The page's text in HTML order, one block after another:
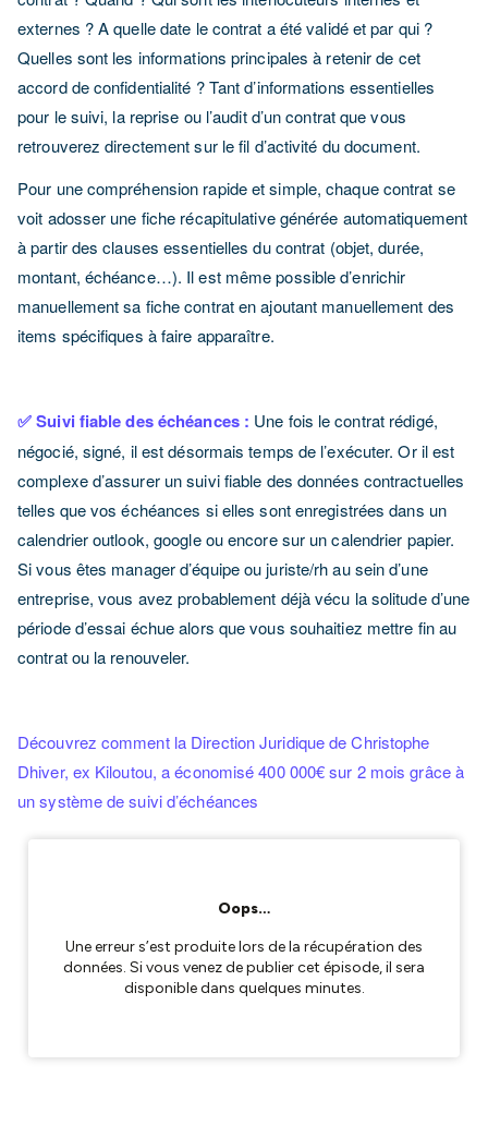
externes ? A quelle date le contrat a été validé et par qui ?
Quelles sont les informations principales à retenir de cet
accord de confidentialité ? Tant d’informations essentielles
pour le suivi, la reprise ou l’audit d’un contrat que vous
retrouverez directement sur le fil d’activité du document.
Pour une compréhension rapide et simple, chaque contrat se
voit adosser une fiche récapitulative générée automatiquement
à partir des clauses essentielles du contrat (objet, durée,
montant, échéance…). Il est même possible d’enrichir
manuellement sa fiche contrat en ajoutant manuellement des
items spécifiques à faire apparaître.
✅ Suivi fiable des échéances : Une fois le contrat rédigé,
négocié, signé, il est désormais temps de l’exécuter. Or il est
complexe d’assurer un suivi fiable des données contractuelles
telles que vos échéances si elles sont enregistrées dans un
calendrier outlook, google ou encore sur un calendrier papier.
Si vous êtes manager d’équipe ou juriste/rh au sein d’une
entreprise, vous avez probablement déjà vécu la solitude d’une
période d’essai échue alors que vous souhaitiez mettre fin au
contrat ou la renouveler.
Découvrez comment la Direction Juridique de Christophe
Dhiver, ex Kiloutou, a économisé 400 000€ sur 2 mois grâce à
un système de suivi d’échéances